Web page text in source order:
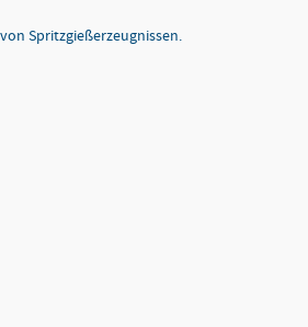
Spritzgießerzeugnissen.